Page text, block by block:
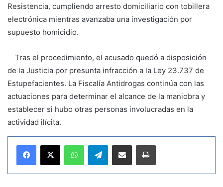
Resistencia, cumpliendo arresto domiciliario con tobillera
electrónica mientras avanzaba una investigación por
supuesto homicidio.
Tras el procedimiento, el acusado quedó a disposición
de la Justicia por presunta infracción a la Ley 23.737 de
Estupefacientes. La Fiscalía Antidrogas continúa con las
actuaciones para determinar el alcance de la maniobra y
establecer si hubo otras personas involucradas en la
actividad ilícita.
Telegram